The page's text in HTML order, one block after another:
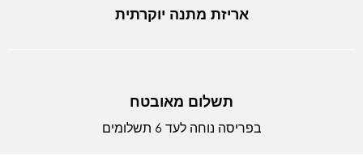
אריזת מתנה יוקרתית
תשלום מאובטח
בפריסה נוחה לעד 6 תשלומים